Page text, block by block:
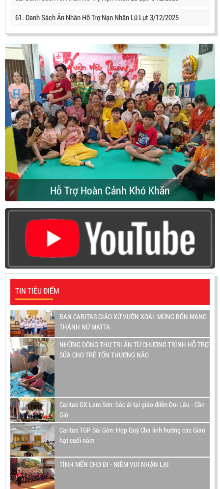
61. Danh Sách Ân Nhân Hỗ Trợ Nạn Nhân Lũ Lụt 3/12/2025
Hỗ Trợ Hoàn Cảnh Khó Khăn
TIN TIÊU ĐIỂM
BAN CARITAS GIÁO XỨ VƯỜN XOÀI: MỪNG BỔN MẠNG
THÁNH NỮ MATTA
NHỮNG DÒNG THƯ TRI ÂN TỪ CHƯƠNG TRÌNH HỖ TRỢ
SỮA CHO TRẺ TỔN THƯƠNG NÃO
Caritas GX Lam Sơn: bác ái tại giáo điểm Doi Lầu - Cần
Giờ
Caritas TGP Sài Gòn: Họp Quý Cha linh hướng các Giáo
hạt cuối năm
TÌNH MẾN CHO ĐI - NIỀM VUI NHẬN LẠI